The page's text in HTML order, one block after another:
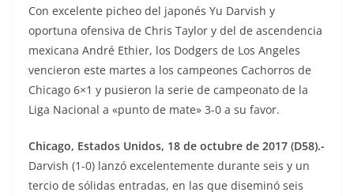
Con excelente picheo del japonés Yu Darvish y
oportuna ofensiva de Chris Taylor y del de ascendencia
mexicana André Ethier, los Dodgers de Los Angeles
vencieron este martes a los campeones Cachorros de
Chicago 6×1 y pusieron la serie de campeonato de la
Liga Nacional a «punto de mate» 3-0 a su favor.
Chicago, Estados Unidos, 18 de octubre de 2017 (D58).-
Darvish (1-0) lanzó excelentemente durante seis y un
tercio de sólidas entradas, en las que diseminó seis